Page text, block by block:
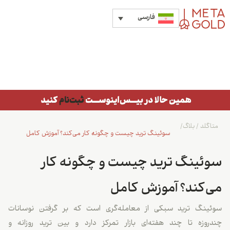
فارسی
سوئینگ ترید چیست و چگونه کار می‌کند؟ آموزش کامل
متاگلد /بلاگ/
سوئینگ ترید چیست و چگونه کار
می‌کند؟ آموزش کامل
سوئینگ ترید سبکی از معامله‌گری است که بر گرفتن نوسانات
چندروزه تا چند هفته‌ای بازار تمرکز دارد و بین ترید روزانه و